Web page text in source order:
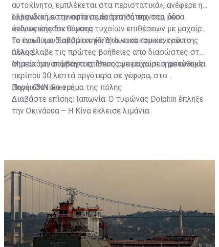
αυτοκίνητο, εμπλέκεται στα περιστατικά», ανέφερε η
ολλανδική αστυνομία σε ανάρτησή της στα μέσα
κοινωνικής δικτύωσης.
Σύμφωνα με την αστυνομία του Ρότερνταμ, δύο
άνδρες έπεσαν θύματα τυχαίων επιθέσεων με μαχαίρι
το πρωί του Σαββάτου (8/8) δυτικά του κέντρου της
πόλης.
Το ένα θύμα διακομίστηκε στο νοσοκομείο, ενώ το
άλλο έλαβε τις πρώτες βοήθειες από διασώστες στο
σημείο του συμβάντος, όπως ανακοίνωσε η αστυνομία.
Μια ακόμη απόπειρα επίθεσης με μαχαίρι σημειώθηκε
περίπου 30 λεπτά αργότερα σε γέφυρα, στο
βορειοδυτικό τμήμα της πόλης.
Πηγή: CNN Greece
Διαβάστε επίσης: Ιαπωνία: Ο τυφώνας Dolphin έπληξε
την Οκινάουα – Η Κίνα έκλεισε λιμάνια